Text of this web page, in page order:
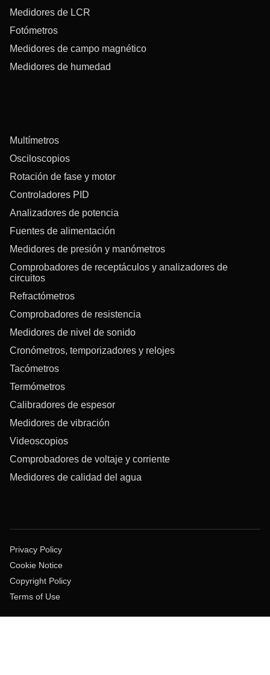
Medidores de LCR
Fotómetros
Medidores de campo magnético
Medidores de humedad
Multímetros
Osciloscopios
Rotación de fase y motor
Controladores PID
Analizadores de potencia
Fuentes de alimentación
Medidores de presión y manómetros
Comprobadores de receptáculos y analizadores de
circuitos
Refractómetros
Comprobadores de resistencia
Medidores de nivel de sonido
Cronómetros, temporizadores y relojes
Tacómetros
Termómetros
Calibradores de espesor
Medidores de vibración
Videoscopios
Comprobadores de voltaje y corriente
Medidores de calidad del agua
Privacy Policy
Cookie Notice
Copyright Policy
Terms of Use